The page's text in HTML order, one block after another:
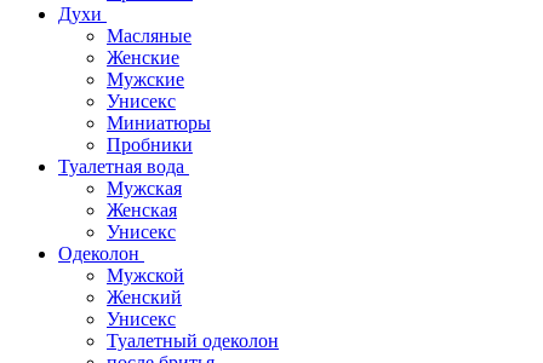
Духи
Масляные
Женские
Мужские
Унисекс
Миниатюры
Пробники
Туалетная вода
Мужская
Женская
Унисекс
Одеколон
Мужской
Женский
Унисекс
Туалетный одеколон